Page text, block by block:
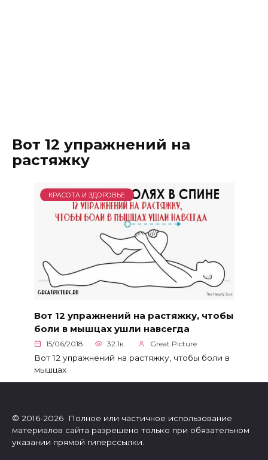
Вот 12 упражнений на
растяжку
КРАСОТА И ЗДОРОВЬЕ
Вот 12 упражнений на растяжку, чтобы
боли в мышцах ушли навсегда
15/06/2018 32.1к. Great Picture
Вот 12 упражнений на растяжку, чтобы боли в
мышцах
© 2016-2026 Полное или частичное использование
материалов сайта разрешено только при обязательном
указании прямой гиперссылки.